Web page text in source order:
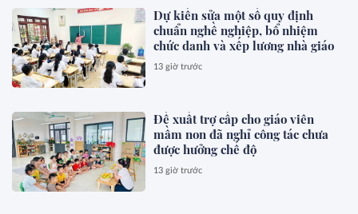
Dự kiến sửa một số quy định
chuẩn nghề nghiệp, bổ nhiệm
chức danh và xếp lương nhà giáo
13 giờ trước
Đề xuất trợ cấp cho giáo viên
mầm non đã nghỉ công tác chưa
được hưởng chế độ
13 giờ trước